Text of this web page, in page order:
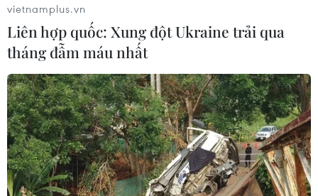
Tặng Bảo tàng Hồ Chí Minh ấn phẩm
tiếng Italy về Chủ tịch Hồ Chí Minh
21/10/2020 02:04
Hai ấn phẩm được trao tặng là Tập truyện tranh tiếng
Italy "Hồ Chí Minh, một con người và một dân tộc" và
bản dịch tiếng Italy của tác phẩm “Đường Kách mệnh”
vietnamplus.vn
Liên hợp quốc: Xung đột Ukraine trải qua
tháng đẫm máu nhất